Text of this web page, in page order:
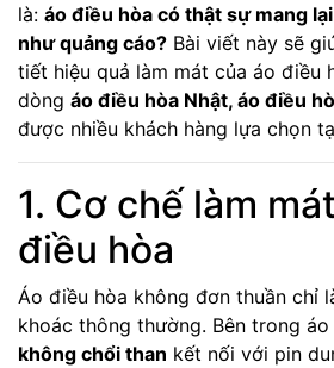
là: áo điều hòa có thật sự mang
như quảng cáo? Bài viết này sẽ
tiết hiệu quả làm mát của áo điều
dòng áo điều hòa Nhật, áo điều
được nhiều khách hàng lựa chọn
1. Cơ chế làm
điều hòa
Áo điều hòa không đơn thuần chỉ
khoác thông thường. Bên trong
không chổi than kết nối với pin